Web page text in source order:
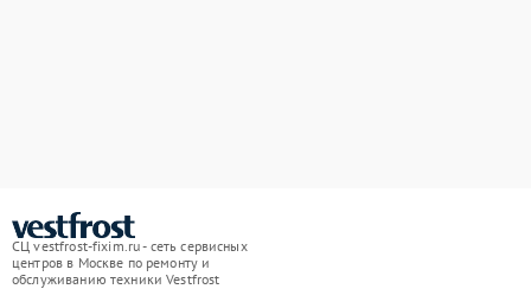
СЦ vestfrost-fixim.ru - сеть сервисных
центров в Москве по ремонту и
обслуживанию техники Vestfrost